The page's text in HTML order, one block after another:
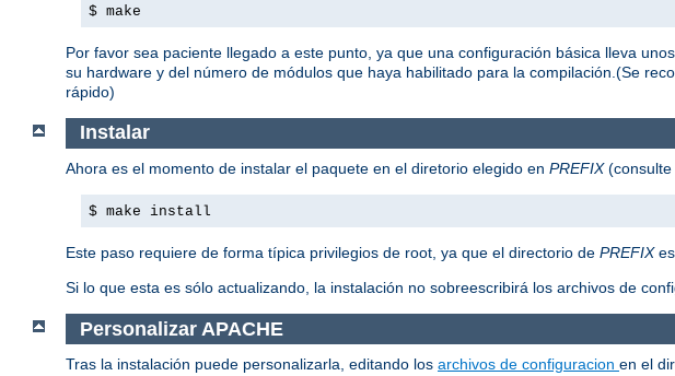
$ make
Por favor sea paciente llegado a este punto, ya que una configuración básica lleva
su hardware y del número de módulos que haya habilitado para la compilación.(Se
rápido)
Instalar
Ahora es el momento de instalar el paquete en el diretorio elegido en PREFIX(consulte
$ make install
Este paso requiere de forma típica privilegios de root, ya que el directorio de PREFIXes
Si lo que esta es sólo actualizando, la instalación no sobreescribirá los archivos de
Personalizar APACHE
Tras la instalación puede personalizarla, editando los archivos de configuracion en el